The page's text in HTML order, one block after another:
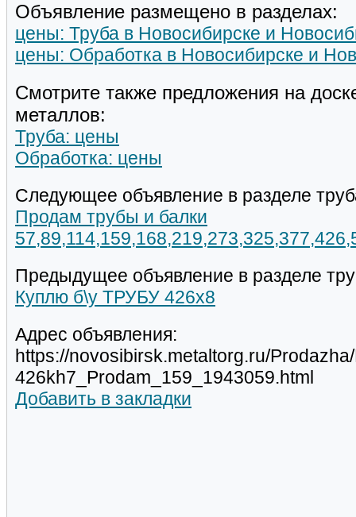
Объявление размещено в разделах:
цены: Труба в Новосибирске и
цены: Обработка в Новосибирске и
Смотрите также предложения на
металлов:
Труба: цены
Обработка: цены
Следующее объявление в разделе
Продам трубы и балки
Предыдущее объявление в разделе
Куплю б\у ТРУБУ 426х8
Адрес объявления:
https://novosibirsk.metaltorg.ru/
426kh7_Prodam_159_1943059.html
Добавить в закладки